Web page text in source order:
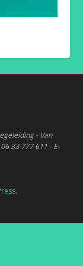
- Van
33 777 611 - E-